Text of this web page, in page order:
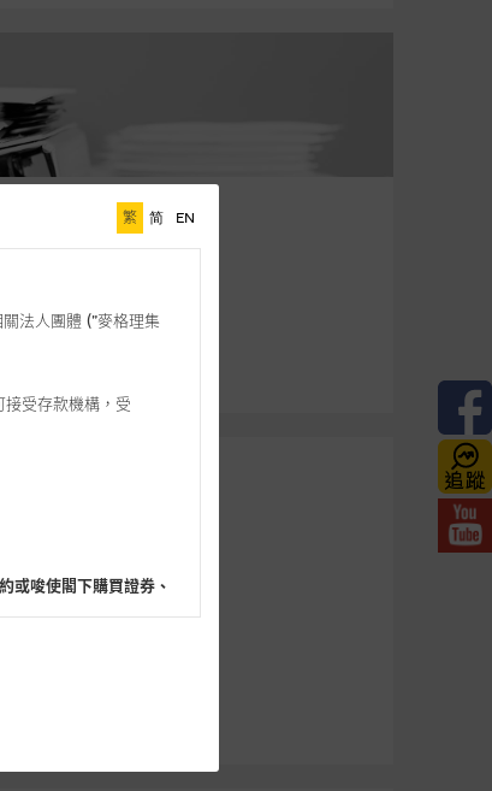
繁 简 EN
法人團體 (”麥格理集
受存款機構，受
或唆使閣下購買證券、
的而言，網站內容可能
見、預測及其他資料可